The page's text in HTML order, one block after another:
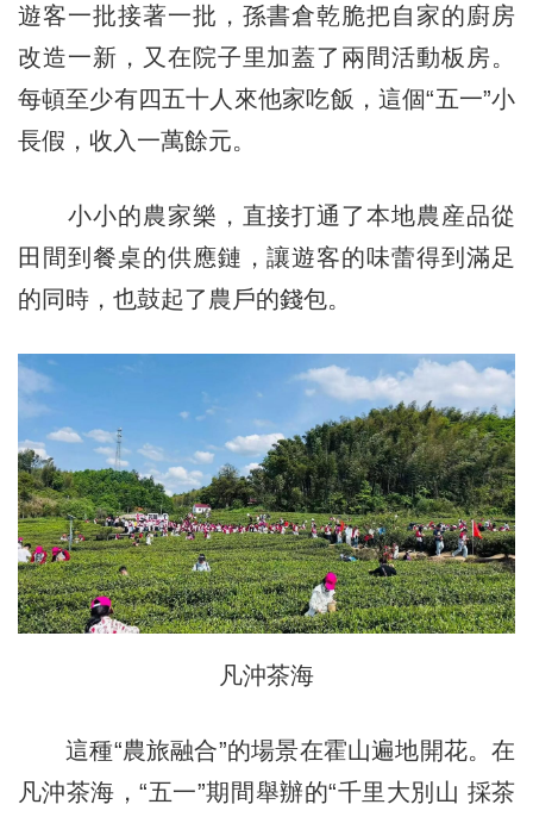
遊客一批接著一批，孫書倉乾脆把自家的廚房
改造一新，又在院子里加蓋了兩間活動板房。
每頓至少有四五十人來他家吃飯，這個“五一”小
長假，收入一萬餘元。
小小的農家樂，直接打通了本地農産品從
田間到餐桌的供應鏈，讓遊客的味蕾得到滿足
的同時，也鼓起了農戶的錢包。
凡沖茶海
這種“農旅融合”的場景在霍山遍地開花。在
凡沖茶海，“五一”期間舉辦的“千里大別山 採茶